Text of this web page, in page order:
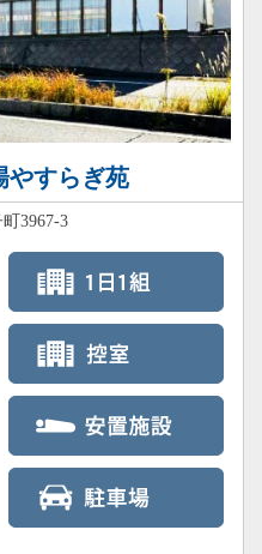
やすらぎ苑
3967-3